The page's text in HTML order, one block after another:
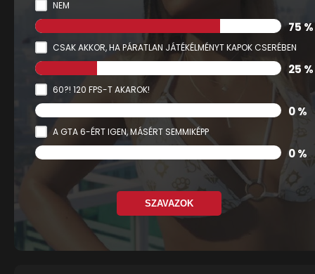
NEM
75 %
CSAK AKKOR, HA PÁRATLAN JÁTÉKÉLMÉNYT KAPOK CSERÉBEN
25 %
60?! 120 FPS-T AKAROK!
0 %
A GTA 6-ÉRT IGEN, MÁSÉRT SEMMIKÉPP
0 %
SZAVAZOK